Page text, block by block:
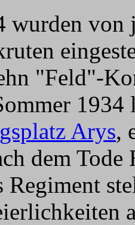
von
"Feld"-
1934
Arys,
dem
Regiment